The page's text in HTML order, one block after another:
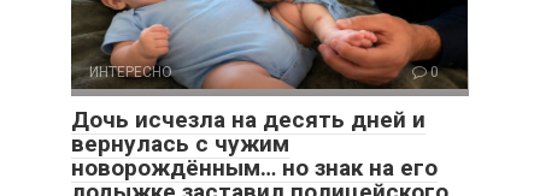
ИНТЕРЕСНО 0
Дочь исчезла на десять дней и
вернулась с чужим
новорождённым… но знак на его